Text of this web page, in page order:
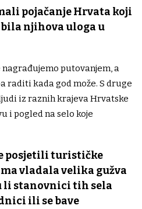
pojačanje Hrvata koji
bila njihova uloga u
putovanjem, a
raditi kada god može. S druge
iz raznih krajeva Hrvatske
i pogled na selo koje
posjetili turističke
vladala velika gužva
li stanovnici tih sela
ili se bave